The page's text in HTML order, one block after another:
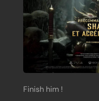
Finish him !